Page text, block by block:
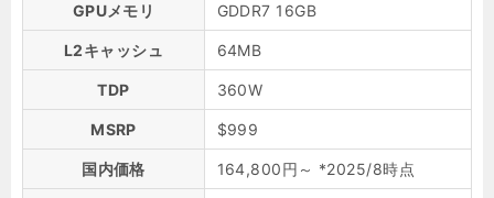
GPUメモリ GDDR7 16GB
L2キャッシュ 64MB
TDP 360W
MSRP $999
国内価格 164,800円～ *2025/8時点